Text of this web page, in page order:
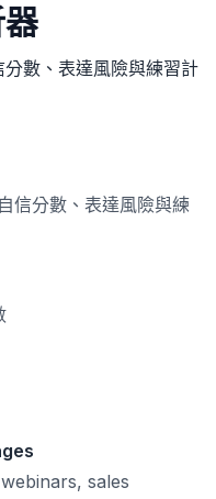
數、表達風險與練習計
信分數、表達風險與練
sales